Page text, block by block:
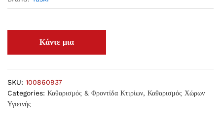
SKU: 100860937
Categories: Καθαρισμός & Φροντίδα Κτιρίων, Καθαρισμός Χώρων
Υγιεινής